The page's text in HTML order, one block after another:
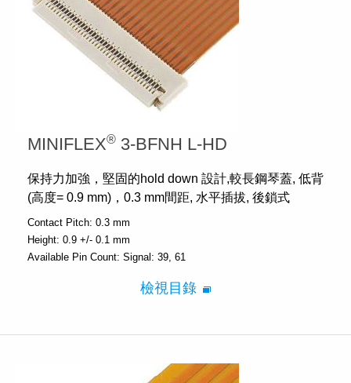
MINIFLEX® 3-BFNH L-HD
保持力加強，堅固的hold down 設計,較長鋼琴蓋, 低背
(高度= 0.9 mm)，0.3 mm間距, 水平插拔, 後鎖式
Contact Pitch: 0.3 mm
Height: 0.9 +/- 0.1 mm
Available Pin Count: Signal: 39, 61
檢視目錄